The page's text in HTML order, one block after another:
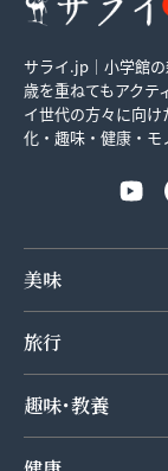
サライ.jp｜小学館の
歳を重ねてもアクテ
イ世代の方々に向
化・趣味・健康・モ
美味
旅行
趣味･教養